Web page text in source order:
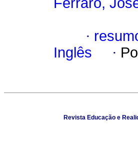
·
Inglês
·
Revista Educação e